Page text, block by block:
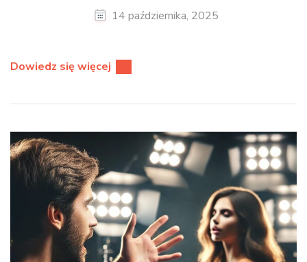
14 października, 2025
Dowiedz się więcej